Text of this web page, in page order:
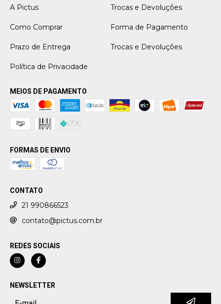
A Pictus Trocas e Devoluções
Como Comprar Forma de Pagamento
Prazo de Entrega Trocas e Devoluções
Política de Privacidade
MEIOS DE PAGAMENTO
FORMAS DE ENVIO
CONTATO
21 990866523
contato@pictus.com.br
REDES SOCIAIS
NEWSLETTER